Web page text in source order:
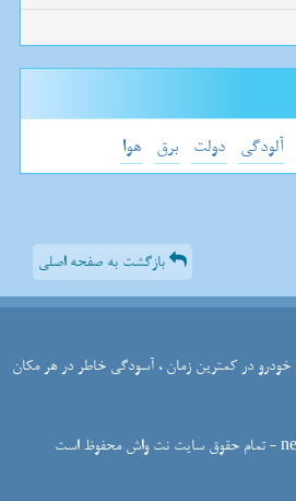
آلودگی دولت برق هوا
بازگشت به صفحه اصلی
در کمترین زمان ، آسودگی خاطر در هر مکان